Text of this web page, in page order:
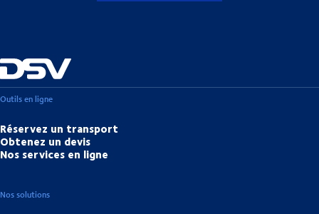
Outils en ligne
Réservez un transport
Obtenez un devis
Nos services en ligne
Nos solutions